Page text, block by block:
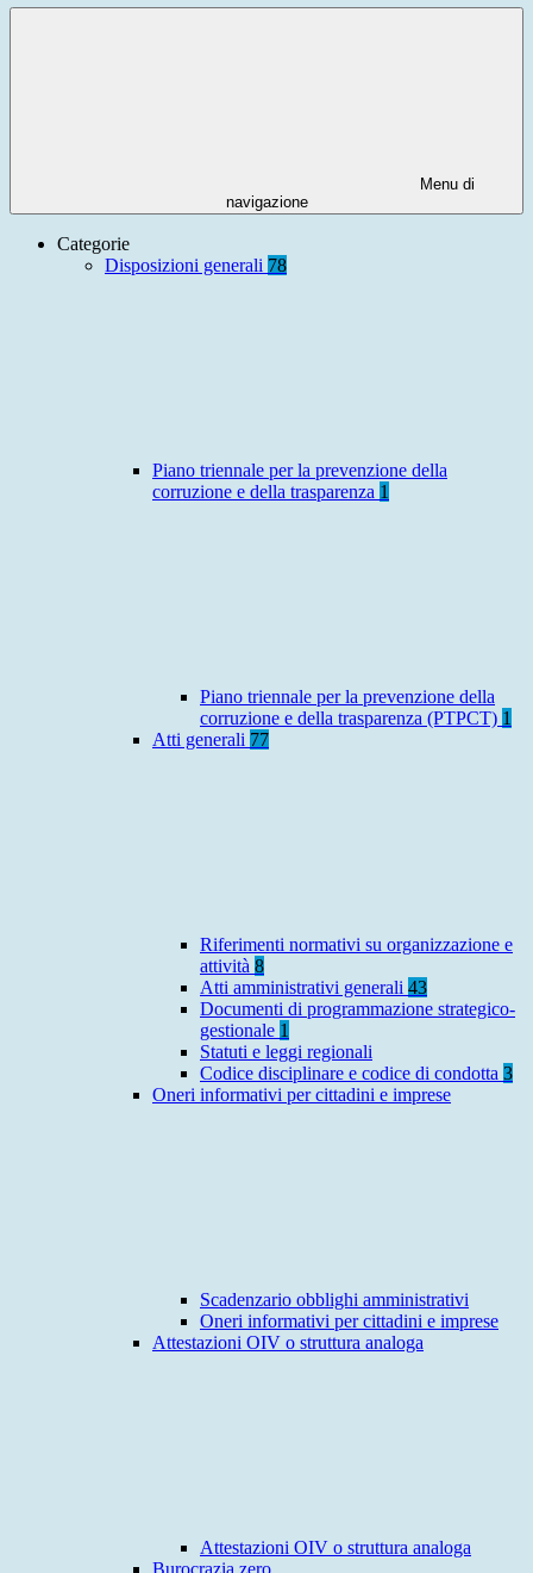
Menu di
navigazione
Categorie
Disposizioni generali 78
Piano triennale per la prevenzione della
corruzione e della trasparenza 1
Piano triennale per la prevenzione della
corruzione e della trasparenza (PTPCT) 1
Atti generali 77
Riferimenti normativi su organizzazione e
attività 8
Atti amministrativi generali 43
Documenti di programmazione strategico-
gestionale 1
Statuti e leggi regionali
Codice disciplinare e codice di condotta 3
Oneri informativi per cittadini e imprese
Scadenzario obblighi amministrativi
Oneri informativi per cittadini e imprese
Attestazioni OIV o struttura analoga
Attestazioni OIV o struttura analoga